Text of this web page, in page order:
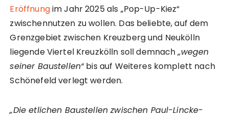
Eröffnungim Jahr 2025 als „Pop-Up-Kiez“
zwischennutzen zu wollen. Das beliebte, auf dem
Grenzgebiet zwischen Kreuzberg und Neukölln
liegende Viertel Kreuzkölln soll demnach„wegen
seiner Baustellen“bis auf Weiteres komplett nach
Schönefeld verlegt werden.
„Die etlichen Baustellen zwischen Paul-Lincke-